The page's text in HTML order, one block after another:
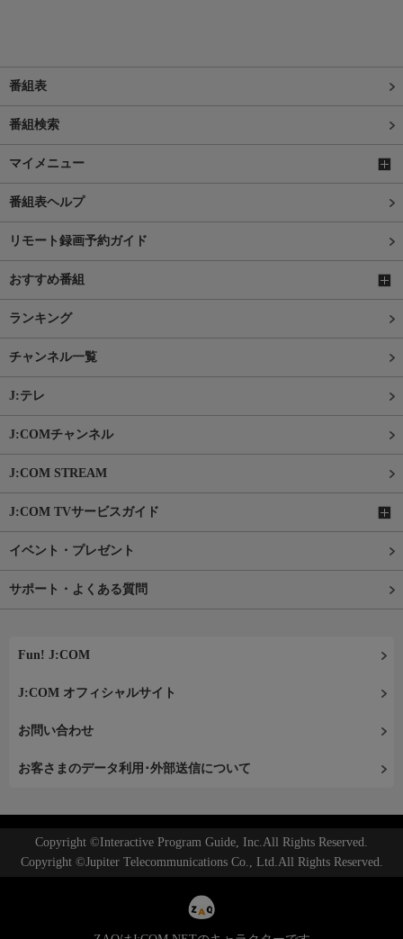
番組表
番組検索
マイメニュー
番組表ヘルプ
リモート録画予約ガイド
おすすめ番組
ランキング
チャンネル一覧
J:テレ
J:COMチャンネル
J:COM STREAM
J:COM TVサービスガイド
イベント・プレゼント
サポート・よくある質問
Fun! J:COM
J:COM オフィシャルサイト
お問い合わせ
お客さまのデータ利用･外部送信について
Copyright ©Interactive Program Guide, Inc.All Rights Reserved.
Copyright ©Jupiter Telecommunications Co., Ltd.All Rights Reserved.